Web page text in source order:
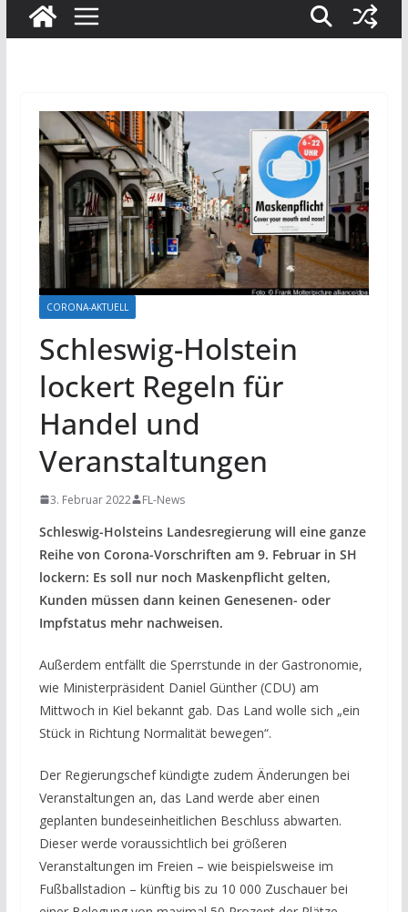
CORONA-AKTUELL
Schleswig-Holstein
lockert Regeln für
Handel und
Veranstaltungen
3. Februar 2022 FL-News
Schleswig-Holsteins Landesregierung will eine ganze
Reihe von Corona-Vorschriften am 9. Februar in SH
lockern: Es soll nur noch Maskenpflicht gelten,
Kunden müssen dann keinen Genesenen- oder
Impfstatus mehr nachweisen.
Außerdem entfällt die Sperrstunde in der Gastronomie,
wie Ministerpräsident Daniel Günther (CDU) am
Mittwoch in Kiel bekannt gab. Das Land wolle sich „ein
Stück in Richtung Normalität bewegen“.
Der Regierungschef kündigte zudem Änderungen bei
Veranstaltungen an, das Land werde aber einen
geplanten bundeseinheitlichen Beschluss abwarten.
Dieser werde voraussichtlich bei größeren
Veranstaltungen im Freien – wie beispielsweise im
Fußballstadion – künftig bis zu 10 000 Zuschauer bei